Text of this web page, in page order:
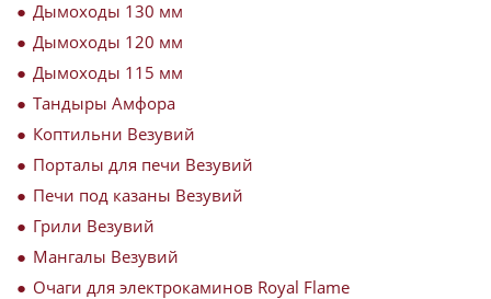
Дымоходы 130 мм
Дымоходы 120 мм
Дымоходы 115 мм
Тандыры Амфора
Коптильни Везувий
Порталы для печи Везувий
Печи под казаны Везувий
Грили Везувий
Мангалы Везувий
Очаги для электрокаминов Royal Flame